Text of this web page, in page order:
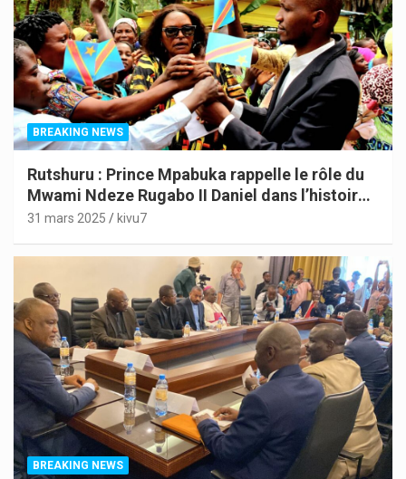
BREAKING NEWS
Rutshuru : Prince Mpabuka rappelle le rôle du
Mwami Ndeze Rugabo II Daniel dans l’histoire
de l’Indépendance du Congo
31 mars 2025 kivu7
BREAKING NEWS